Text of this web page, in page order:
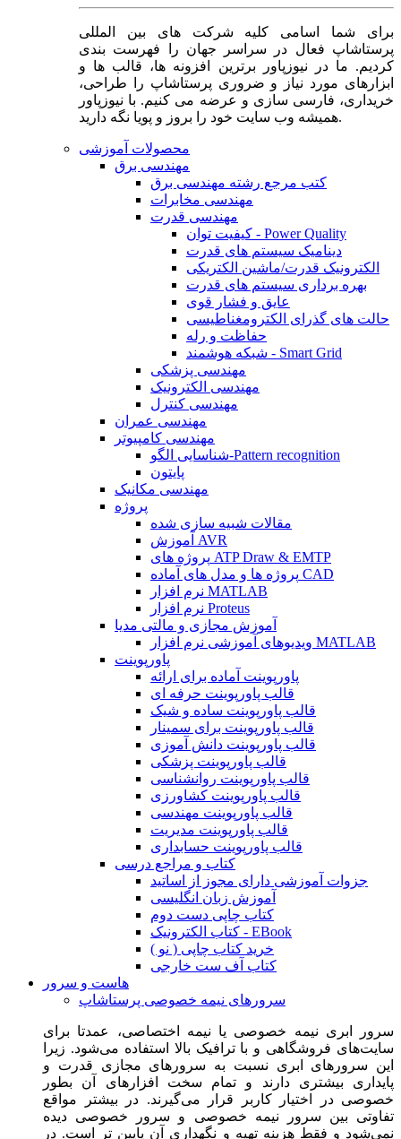
برای شما اسامی کلیه شرکت های بین المللی
پرستاشاپ فعال در سراسر جهان را فهرست بندی
کردیم. ما در نیوزپاور برترین افزونه ها، قالب ها و
ابزارهای مورد نیاز و ضروری پرستاشاپ را طراحی،
خریداری، فارسی سازی و عرضه می کنیم. با نیوزپاور
همیشه وب سایت خود را بروز و پویا نگه دارید.
محصولات آموزشی
مهندسی برق
کتب مرجع رشته مهندسی برق
مهندسی مخابرات
مهندسی قدرت
کیفیت توان - Power Quality
دینامیک سیستم های قدرت
الکترونیک قدرت/ماشین الکتریکی
بهره برداری سیستم های قدرت
عایق و فشار قوی
حالت های گذرای الکترومغناطیسی
حفاظت و رله
شبکه هوشمند - Smart Grid
مهندسی پزشکی
مهندسی الکترونیک
مهندسی کنترل
مهندسی عمران
مهندسی کامپیوتر
شناسایی الگو-Pattern recognition
پایتون
مهندسی مکانیک
پروژه
مقالات شبیه سازی شده
آموزش AVR
پروژه های ATP Draw & EMTP
پروژه ها و مدل های آماده CAD
نرم افزار MATLAB
نرم افزار Proteus
آموزش مجازی و مالتی مدیا
ویدیوهای آموزشی نرم افزار MATLAB
پاورپوینت
پاورپوینت آماده برای ارائه
قالب پاورپوینت حرفه ای
قالب پاورپوینت ساده و شیک
قالب پاورپوینت برای سمینار
قالب پاورپوینت دانش آموزی
قالب پاورپوینت پزشکی
قالب پاورپوینت روانشناسی
قالب پاورپوینت کشاورزی
قالب پاورپوینت مهندسی
قالب پاورپوینت مدیریت
قالب پاورپوینت حسابداری
کتاب و مراجع درسی
جزوات آموزشی دارای مجوز از اساتید
آموزش زبان انگلیسی
کتاب چاپی دست دوم
کتاب الکترونیک - EBook
خرید کتاب چاپی ( نو )
کتاب آف ست خارجی
هاست و سرور
سرورهای نیمه خصوصی پرستاشاپ
سرور ابری نیمه خصوصی یا نیمه اختصاصی، عمدتا برای
سایت‌های فروشگاهی و با ترافیک بالا استفاده می‌شود. زیرا
این سرورهای ابری نسبت به سرورهای مجازی قدرت و
پایداری بیشتری دارند و تمام سخت افزارهای آن بطور
خصوصی در اختیار کاربر قرار می‌گیرند. در بیشتر مواقع
تفاوتی بین سرور نیمه خصوصی و سرور خصوصی دیده
نمی‌شود و فقط هزینه تهیه و نگهداری آن پایین تر است. در